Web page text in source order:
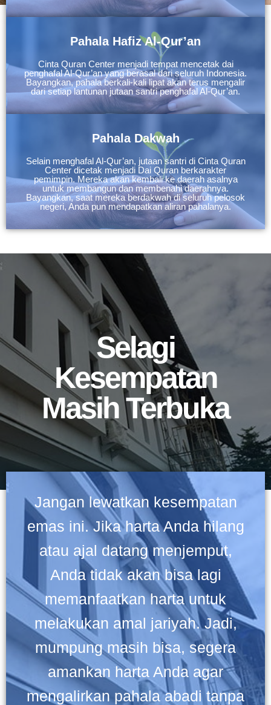
Pahala Hafiz Al-Qur’an
Cinta Quran Center menjadi tempat mencetak dai
penghafal Al-Qur’an yang berasal dari seluruh Indonesia.
Bayangkan, pahala berkali-kali lipat akan terus mengalir
dari setiap lantunan jutaan santri penghafal Al-Qur’an.
Pahala Dakwah
Selain menghafal Al-Qur’an, jutaan santri di Cinta Quran
Center dicetak menjadi Dai Quran berkarakter
pemimpin. Mereka akan kembali ke daerah asalnya
untuk membangun dan membenahi daerahnya.
Bayangkan, saat mereka berdakwah di seluruh pelosok
negeri, Anda pun mendapatkan aliran pahalanya.
Selagi
Kesempatan
Masih Terbuka
Jangan lewatkan kesempatan
emas ini. Jika harta Anda hilang
atau ajal datang menjemput,
Anda tidak akan bisa lagi
memanfaatkan harta untuk
melakukan amal jariyah. Jadi,
mumpung masih bisa, segera
amankan harta Anda agar
mengalirkan pahala abadi tanpa